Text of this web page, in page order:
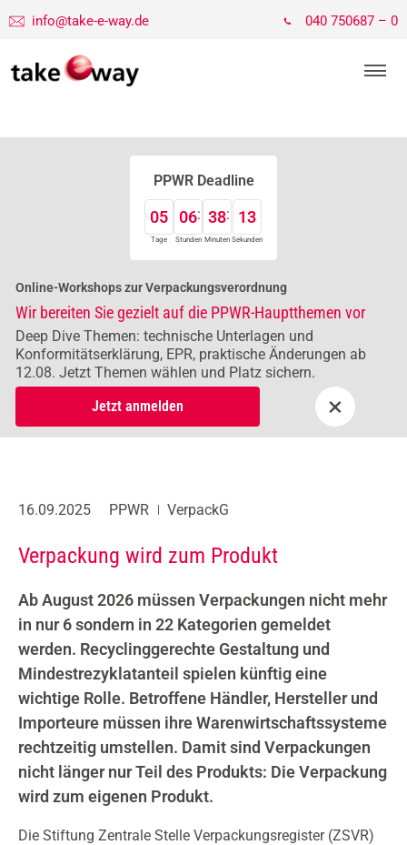
info@take-e-way.de 040 750687 – 0
PPWR Deadline
05
Tage
06
Stunden
38
Minuten
13
Sekunden
Online-Workshops zur Verpackungsverordnung
Wir bereiten Sie gezielt auf die PPWR-Hauptthemen vor
Deep Dive Themen: technische Unterlagen und
Konformitätserklärung, EPR, praktische Änderungen ab
12.08. Jetzt Themen wählen und Platz sichern.
Jetzt anmelden
×
16.09.2025 PPWR VerpackG
Verpackung wird zum Produkt
Ab August 2026 müssen Verpackungen nicht mehr
in nur 6 sondern in 22 Kategorien gemeldet
werden. Recyclinggerechte Gestaltung und
Mindestrezyklatanteil spielen künftig eine
wichtige Rolle. Betroffene Händler, Hersteller und
Importeure müssen ihre Warenwirtschaftssysteme
rechtzeitig umstellen. Damit sind Verpackungen
nicht länger nur Teil des Produkts: Die Verpackung
wird zum eigenen Produkt.
Die Stiftung Zentrale Stelle Verpackungsregister (ZSVR)